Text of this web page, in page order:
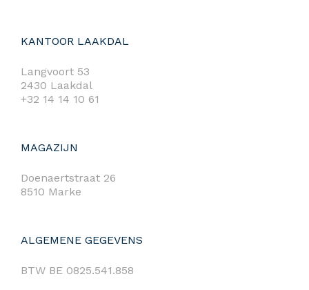
KANTOOR LAAKDAL
Langvoort 53
2430 Laakdal
+32 14 14 10 61
MAGAZIJN
Doenaertstraat 26
8510 Marke
ALGEMENE GEGEVENS
BTW BE 0825.541.858